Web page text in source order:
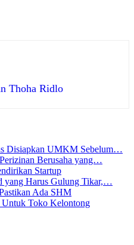
Thoha Ridlo
Disiapkan UMKM Sebelum…
Berusaha yang…
Startup
yang Harus Gulung Tikar,…
Ada SHM
Untuk Toko Kelontong